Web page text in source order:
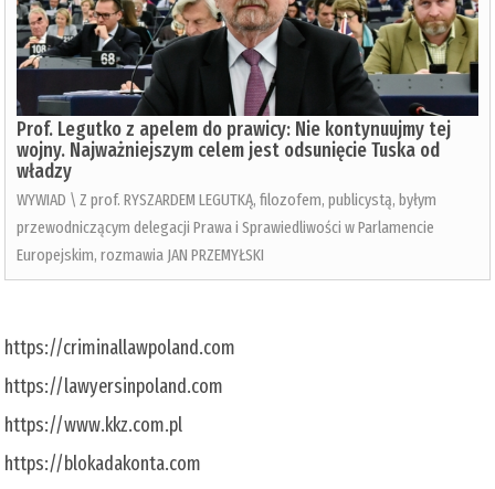
Prof. Legutko z apelem do prawicy: Nie kontynuujmy tej
wojny. Najważniejszym celem jest odsunięcie Tuska od
władzy
WYWIAD \ Z prof. RYSZARDEM LEGUTKĄ, filozofem, publicystą, byłym
przewodniczącym delegacji Prawa i Sprawiedliwości w Parlamencie
Europejskim, rozmawia JAN PRZEMYŁSKI
https://criminallawpoland.com
https://lawyersinpoland.com
https://www.kkz.com.pl
https://blokadakonta.com